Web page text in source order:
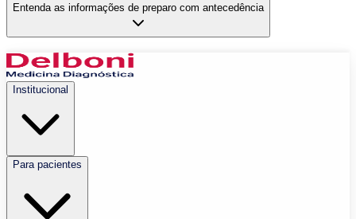
Entenda as informações de preparo com antecedência
Institucional
Para pacientes